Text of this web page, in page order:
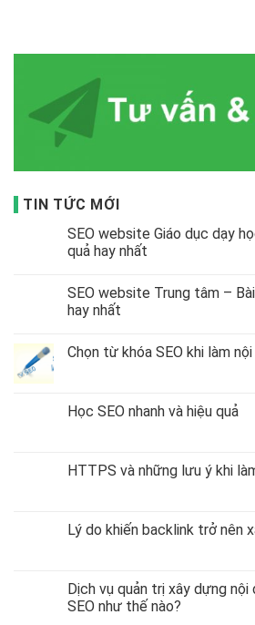
những thách thức, mà còn thúc đẩy
phong trong lĩnh vực quảng cáo và
Ông được biết đến với sự đam mê
kết vững vàng và sự tận tâm đặc
lại giá trị thực sự cho khách hàng.
Thương Mại và Dịch Vụ Chốt Đơn
một trong những cái tên nổi bật
nghiệp quảng cáo và marketing
cáo hiệu quả, mà còn là việc tạo ra
độc đáo và không thể quên cho
Với tài năng lãnh đạo, sự tận tâm và
ngừng, Nguyễn Minh Hoàng đã và
trực tuyến trên khắp mọi nơi.
TIN TỨC MỚI
SEO website Giáo dục dạy
quả hay nhất
SEO website Trung tâm –
hay nhất
Chọn từ khóa SEO khi làm
Học SEO nhanh và hiệu quả
HTTPS và những lưu ý khi
Lý do khiến backlink trở nên
Dịch vụ quản trị xây dựng
SEO như thế nào?